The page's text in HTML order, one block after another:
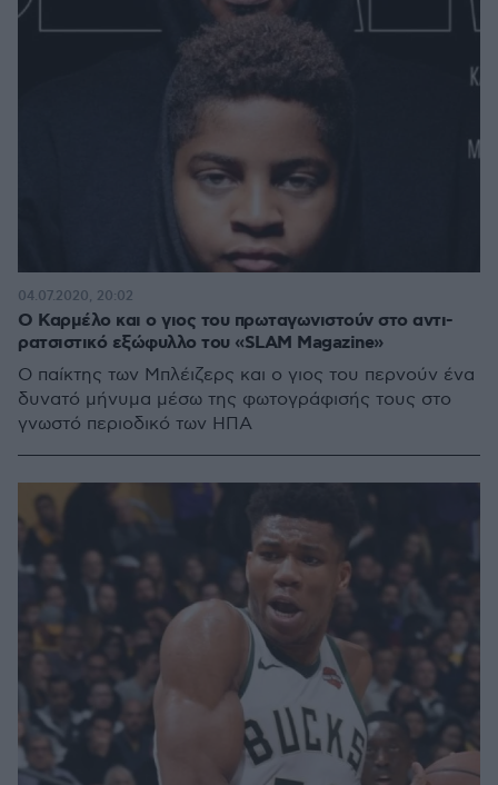
Ο Καρμέλο και ο γιος του πρωταγωνιστούν στο αντι-
ρατσιστικό εξώφυλλο του «SLAM Magazine»
Ο παίκτης των Μπλέιζερς και ο γιος του περνούν ένα
δυνατό μήνυμα μέσω της φωτογράφισής τους στο
γνωστό περιοδικό των ΗΠΑ
04.07.2020, 20:02